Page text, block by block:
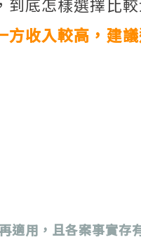
方收入較高，建
適用，且各案事實存